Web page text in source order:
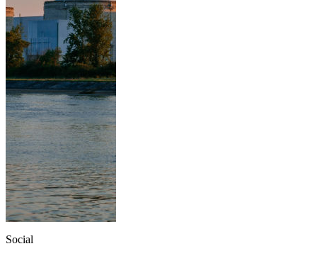
Social